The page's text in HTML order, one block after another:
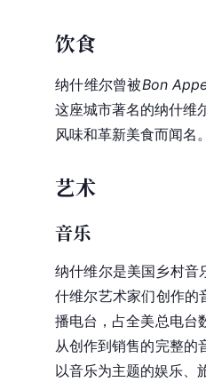
饮食
纳什维尔曾被Bon
这座城市著名的纳什维
风味和革新美食而闻名
艺术
音乐
纳什维尔是美国乡村音
什维尔艺术家们创作的
播电台，占全美总电台
从创作到销售的完整的
以音乐为主题的娱乐、